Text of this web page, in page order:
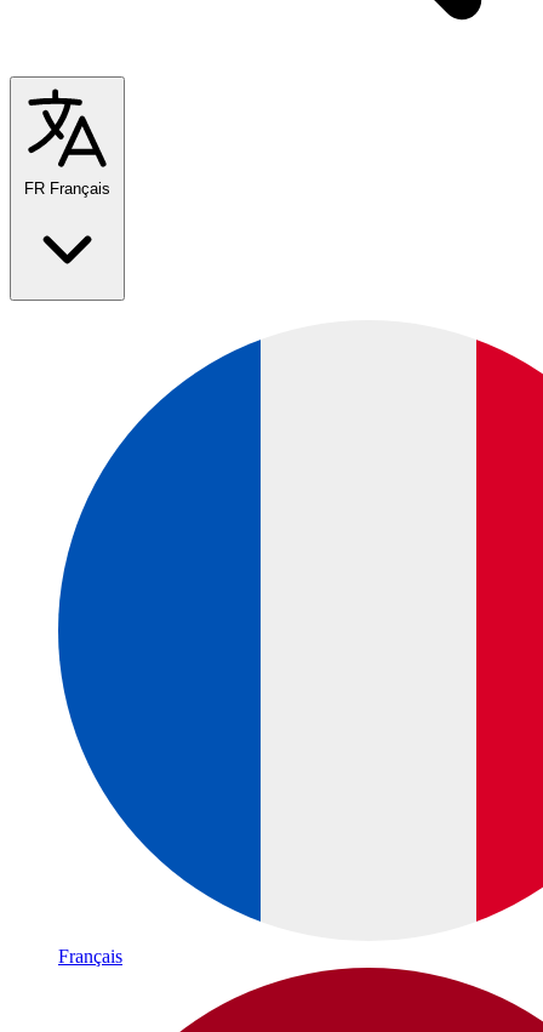
FR Français
Français